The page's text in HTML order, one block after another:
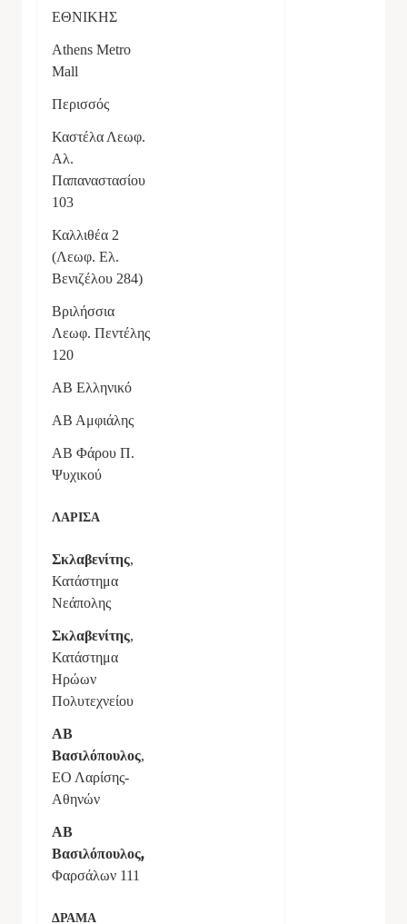
ΕΘΝΙΚΗΣ
Athens Metro
Mall
Περισσός
Καστέλα Λεωφ.
Αλ.
Παπαναστασίου
103
Καλλιθέα 2
(Λεωφ. Ελ.
Βενιζέλου 284)
Βριλήσσια
Λεωφ. Πεντέλης
120
AB Ελληνικό
ΑΒ Αμφιάλης
ΑΒ Φάρου Π.
Ψυχικού
ΛΑΡΙΣΑ
Σκλαβενίτης,
Κατάστημα
Νεάπολης
Σκλαβενίτης,
Κατάστημα
Ηρώων
Πολυτεχνείου
ΑΒ
Βασιλόπουλος,
ΕΟ Λαρίσης-
Αθηνών
ΑΒ
Βασιλόπουλος,
Φαρσάλων 111
ΔΡΑΜΑ